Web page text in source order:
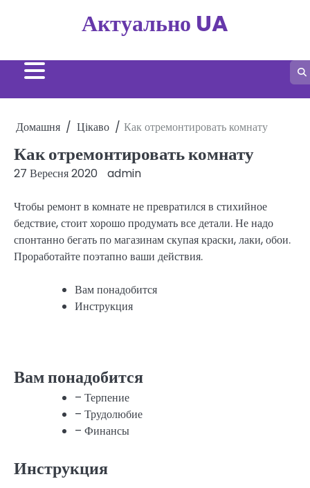
Актуально UA
Домашня Цікаво Как отремонтировать комнату
Как отремонтировать комнату
27 Вересня 2020 admin
Чтобы ремонт в комнате не превратился в стихийное
бедствие, стоит хорошо продумать все детали. Не надо
спонтанно бегать по магазинам скупая краски, лаки, обои.
Проработайте поэтапно ваши действия.
Вам понадобится
Инструкция
Вам понадобится
– Терпение
– Трудолюбие
– Финансы
Инструкция